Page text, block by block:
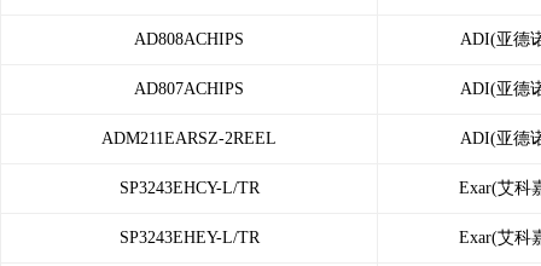
AD808ACHIPS ADI(亚德
AD807ACHIPS ADI(亚德
ADM211EARSZ-2REEL ADI(亚德
SP3243EHCY-L/TR Exar(艾科
SP3243EHEY-L/TR Exar(艾科